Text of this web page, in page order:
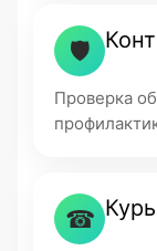
🛡
Проверка
☎